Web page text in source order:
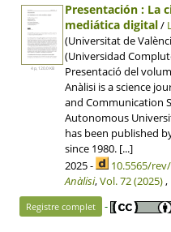
4 p, 120.0 KB
Presentación : La
mediática digital/
(Universitat de
(Universidad
Presentació del
Anàlisi is a science
and Communication
Autonomous
has been published
since 1980. [...]
2025 -
10.5565/
Anàlisi,Vol. 72 (2025),
Registre complet -